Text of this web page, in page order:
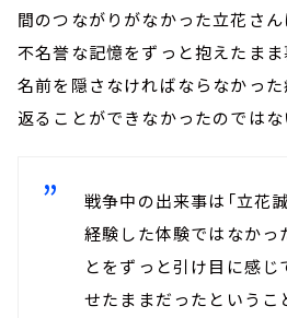
間のつながりがなかった立花さん
不名誉な記憶をずっと抱えたまま
名前を隠さなければならなかっ
返ることができなかったのではな
戦争中の出来事は「立花
経験した体験ではなかっ
とをずっと引け目に感じ
せたままだったというこ